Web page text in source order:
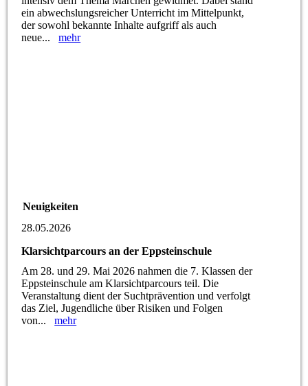
ein abwechslungsreicher Unterricht im Mittelpunkt,
der sowohl bekannte Inhalte aufgriff als auch
neue...mehr
Neuigkeiten
28.05.2026
Klarsichtparcours an der Eppsteinschule
Am 28. und 29. Mai 2026 nahmen die 7. Klassen der
Eppsteinschule am Klarsichtparcours teil. Die
Veranstaltung dient der Suchtprävention und verfolgt
das Ziel, Jugendliche über Risiken und Folgen
von...mehr